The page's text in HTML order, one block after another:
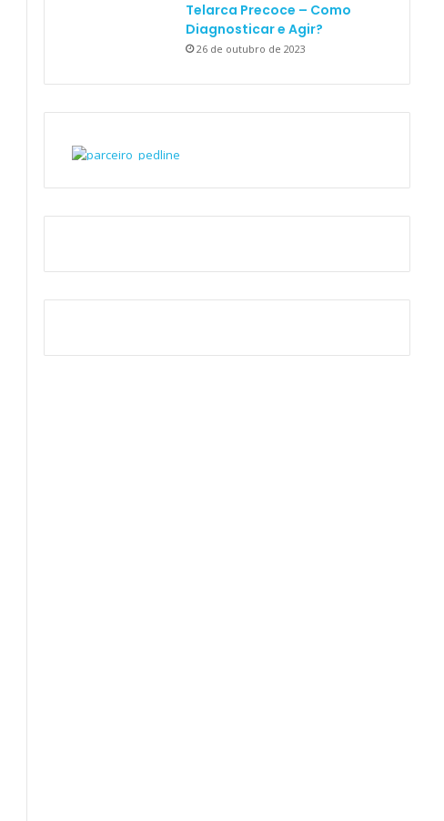
Telarca Precoce – Como
Diagnosticar e Agir?
26 de outubro de 2023